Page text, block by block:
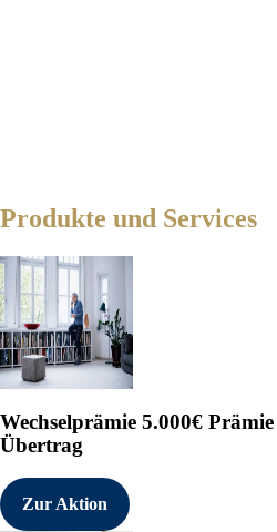
Produkte und Services
Wechselprämie 5.000€
Übertrag
Zur Aktion